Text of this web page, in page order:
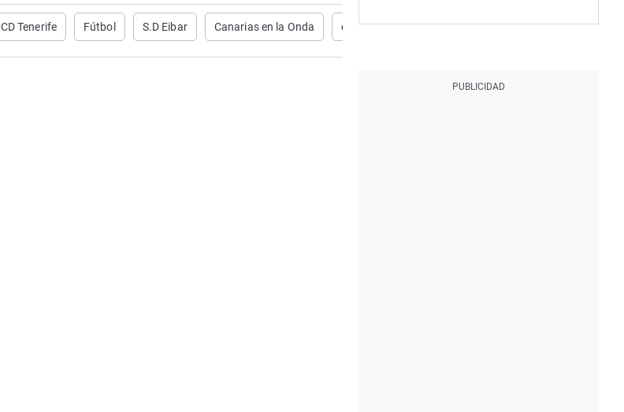
CD Tenerife Fútbol S.D Eibar Canarias en la Onda deportes Deportes Canarias Miguel Ángel